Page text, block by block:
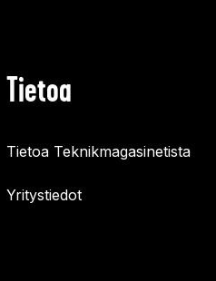
Tietoa
Tietoa Teknikmagasinetista
Yritystiedot